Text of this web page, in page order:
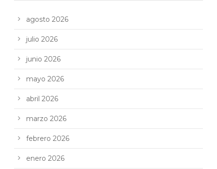
agosto 2026
julio 2026
junio 2026
mayo 2026
abril 2026
marzo 2026
febrero 2026
enero 2026